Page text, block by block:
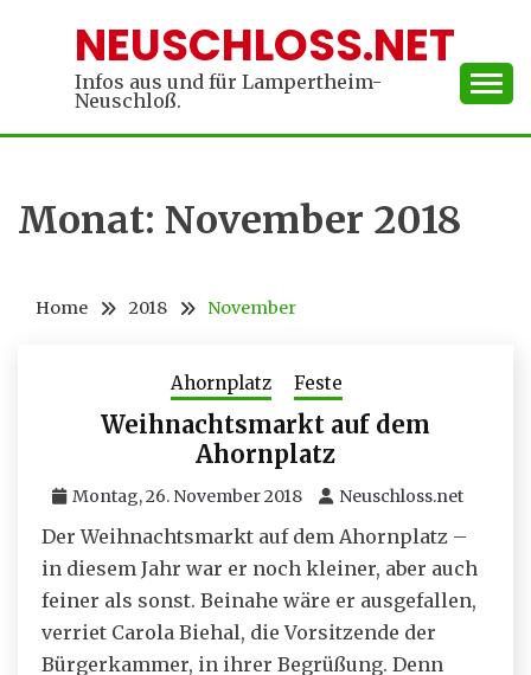
NEUSCHLOSS.NET
Infos aus und für Lampertheim-
Neuschloß.
Monat: November 2018
Home 2018 November
Ahornplatz Feste
Weihnachtsmarkt auf dem
Ahornplatz
Montag, 26. November 2018 Neuschloss.net
Der Weihnachtsmarkt auf dem Ahornplatz –
in diesem Jahr war er noch kleiner, aber auch
feiner als sonst. Beinahe wäre er ausgefallen,
verriet Carola Biehal, die Vorsitzende der
Bürgerkammer, in ihrer Begrüßung. Denn